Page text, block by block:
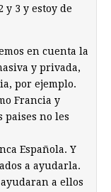
y 3 y estoy de
en cuenta la
y privada,
por ejemplo.
Francia y
paises no les
Española. Y
a ayudarla.
a ellos